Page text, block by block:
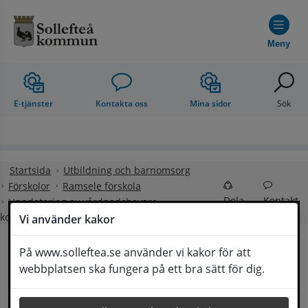
Vi använder kakor
På www.solleftea.se använder vi kakor för att
webbplatsen ska fungera på ett bra sätt för dig.
Meny
E-tjänster Kontakta oss Mina sidor Sök
Startsida
Utbildning och barnomsorg
Förskolor
Ramsele förskola
Uppdatering av vårdnadshavare
kontaktuppgifter
Dela Kontakt
Lyssna
Uppdatering av
vårdnadshavare kontaktuppgifter